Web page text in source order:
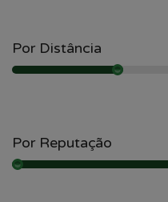
Por Distância
Por Reputação